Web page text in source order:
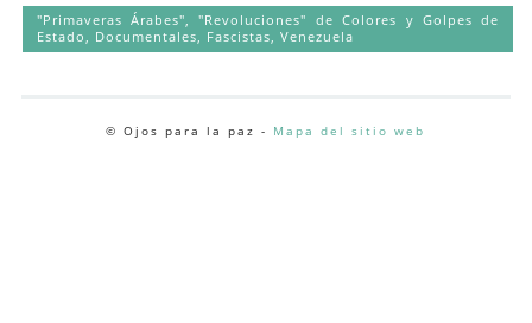
"Primaveras Árabes", "Revoluciones" de Colores y Golpes de
Estado
Documentales Fascistas Venezuela
© Ojos para la paz - Mapa del sitio web